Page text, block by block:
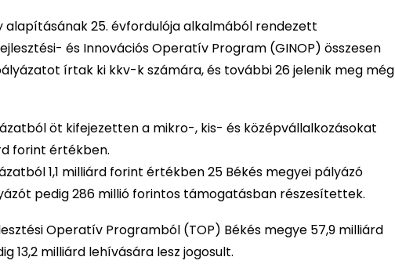
alapításának 25. évfordulója alkalmából rendezett
és Innovációs Operatív Program (GINOP) összesen
írtak ki kkv-k számára, és további 26 jelenik meg még
öt kifejezetten a mikro-, kis- és középvállalkozásokat
forint értékben.
1,1 milliárd forint értékben 25 Békés megyei pályázó
pedig 286 millió forintos támogatásban részesítettek.
Operatív Programból (TOP) Békés megye 57,9 milliárd
13,2 milliárd lehívására lesz jogosult.